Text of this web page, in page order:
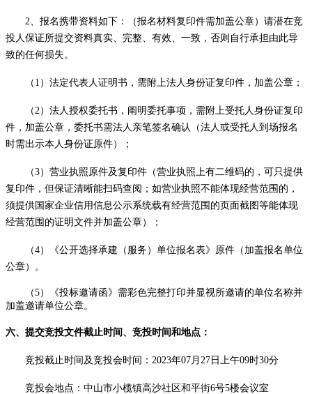
2、报名携带资料如下：（报名材料复印件需加盖公章）请潜在竞
投人保证所提交资料真实、完整、有效、一致，否则自行承担由此导
致的任何损失。
（ 1）法定代表人证明书，需附上法人身份证复印件，加盖公章；
（2）法人授权委托书，阐明委托事项，需附上受托人身份证复印
件，加盖公章，委托书需法人亲笔签名确认（法人或受托人到场报名
时需出示本人身份证原件）；
（3）营业执照原件及复印件（营业执照上有二维码的，可只提供
复印件，但保证清晰能扫码查阅；如营业执照不能体现经营范围的，
须提供国家企业信用信息公示系统载有经营范围的页面截图等能体现
经营范围的证明文件并加盖公章）；
（4）《公开选择承建（服务）单位报名表》原件（加盖报名单位
公章）。
（5）
《投标邀请函》需彩色完整打印并显视所邀请的单位名称并
加盖邀请单位公章。
六、提交竞投文件截止时间、竞投时间和地点：
竞投截止时间 及竞投会时间： 2023年07月 27 日 上午09时30分
竞投会地点： 中山市小榄镇高沙社区和平街6号5楼会议室